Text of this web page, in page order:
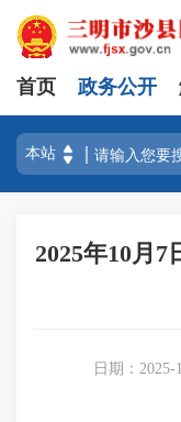
首页 政务公开
2025年10月7
日期：2025-